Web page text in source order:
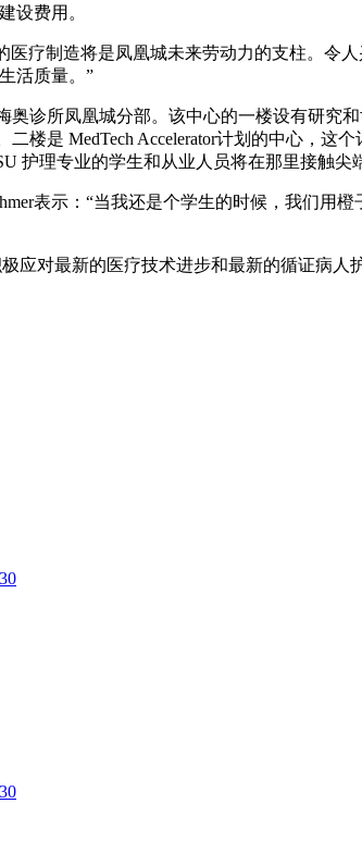
设费用。
医疗制造将是凤凰城未来劳动力的支柱。
活质量。”
奥诊所凤凰城分部。该中心的一楼设有研
楼是 MedTech Accelerator计划的中心，
护理专业的学生和从业人员将在那里接触尖
表示：“当我还是个学生的时候，我们
应对最新的医疗技术进步和最新的循证病人